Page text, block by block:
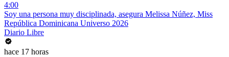
4:00
Soy una persona muy disciplinada, asegura Melissa Núñez, Miss
República Dominicana Universo 2026
Diario Libre
hace 17 horas